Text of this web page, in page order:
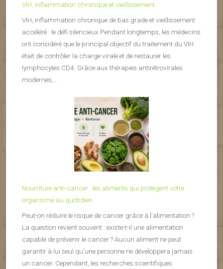
VIH, inflammation chronique et vieillissement
VIH, inflammation chronique de bas grade et vieillissement
accéléré : le défi silencieux Pendant longtemps, les médecins
ont considéré que le principal objectif du traitement du VIH
était de contrôler la charge virale et de restaurer les
lymphocytes CD4. Grâce aux thérapies antirétrovirales
modernes,...
Nourriture anti-cancer : les aliments qui protègent votre
organisme au quotidien
Peut-on réduire le risque de cancer grâce à l’alimentation ?
La question revient souvent : existe-t-il une alimentation
capable de prévenir le cancer ? Aucun aliment ne peut
garantir à lui seul qu’une personne ne développera jamais
un cancer. Cependant, les recherches scientifiques